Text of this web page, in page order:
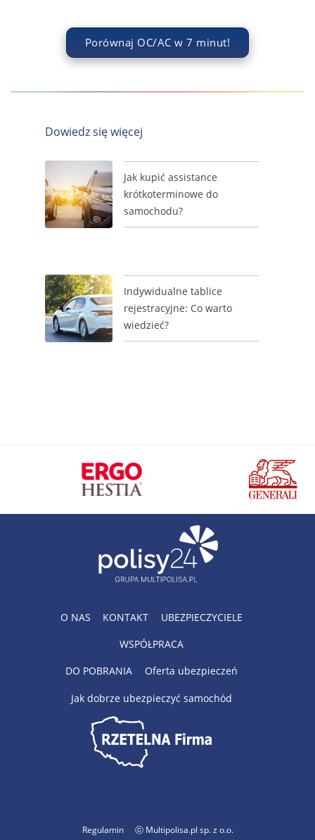
Porównaj OC/AC w 7 minut!
Dowiedz się więcej
Jak kupić assistance
krótkoterminowe do
samochodu?
Indywidualne tablice
rejestracyjne: Co warto
wiedzieć?
O NAS KONTAKT UBEZPIECZYCIELE
WSPÓŁPRACA
DO POBRANIA Oferta ubezpieczeń
Jak dobrze ubezpieczyć samochód
Regulamin ⓒ Multipolisa.pl sp. z o.o.